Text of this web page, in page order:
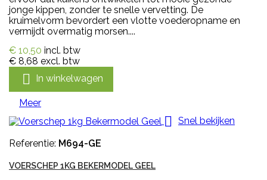
jonge kippen, zonder te snelle vervetting. De
kruimelvorm bevordert een vlotte voederopname en
vermijdt overmatig morsen....
€ 10,50 incl. btw
€ 8,68 excl. btw
 In winkelwagen
Meer
 Snel bekijken
Referentie: M694-GE
VOERSCHEP 1KG BEKERMODEL GEEL